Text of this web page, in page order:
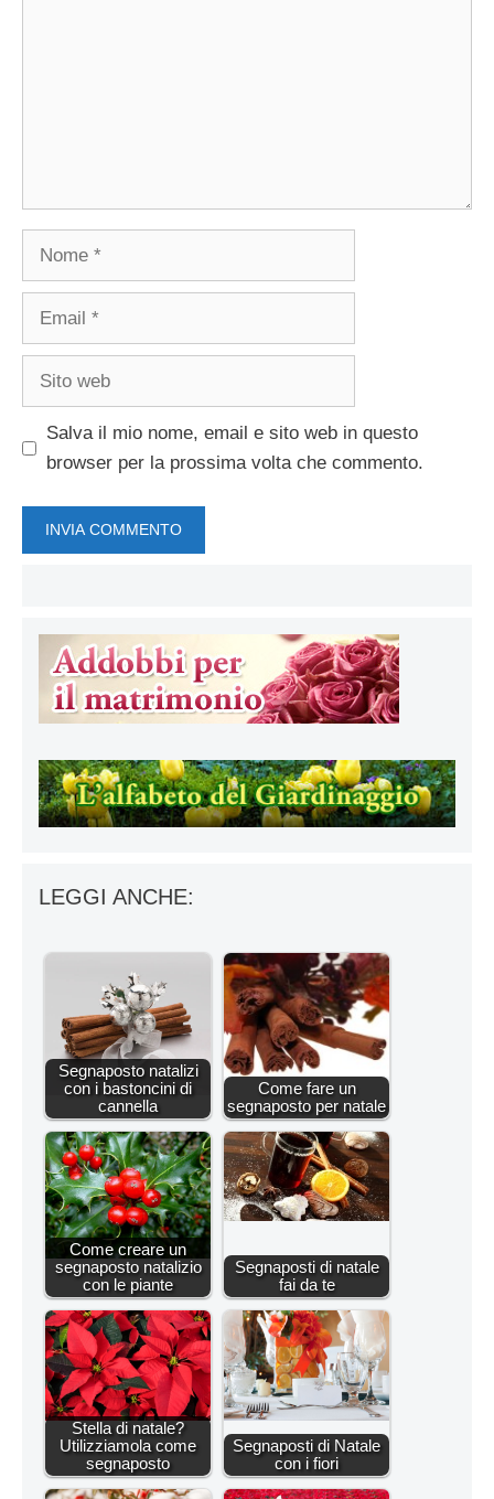
Nome
Email
Sito
Salva il mio nome, email e sito web in questo
browser per la prossima volta che commento.
LEGGI ANCHE:
Segnaposto natalizi
con i bastoncini di
cannella
Come fare un
segnaposto per natale
Come creare un
segnaposto natalizio
con le piante
Segnaposti di natale
fai da te
Stella di natale?
Utilizziamola come
segnaposto
Segnaposti di Natale
con i fiori